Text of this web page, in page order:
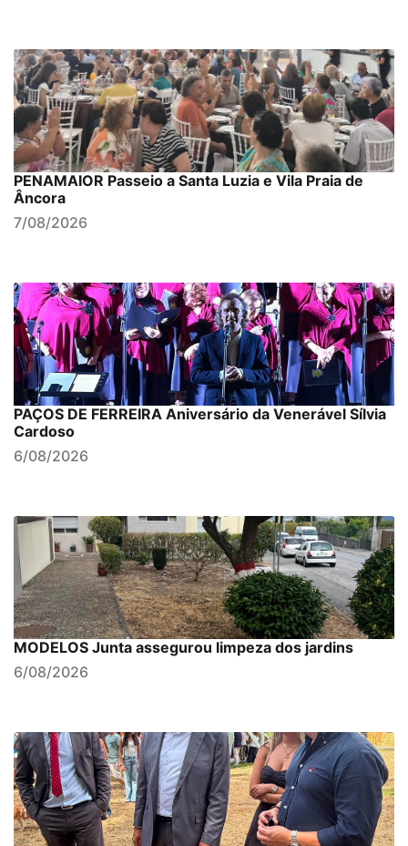
PENAMAIOR Passeio a Santa Luzia e Vila Praia de
Âncora
7/08/2026
PAÇOS DE FERREIRA Aniversário da Venerável Sílvia
Cardoso
6/08/2026
MODELOS Junta assegurou limpeza dos jardins
6/08/2026